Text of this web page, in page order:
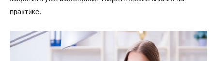
практике.